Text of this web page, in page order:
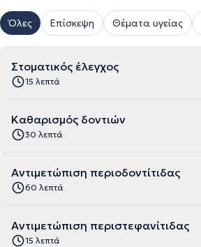
Όλες Επίσκεψη Θέματα υγείας
Στοματικός έλεγχος
15 λεπτά
Καθαρισμός δοντιών
30 λεπτά
Αντιμετώπιση περιοδοντίτιδας
60 λεπτά
Αντιμετώπιση περιστεφανίτιδας
15 λεπτά